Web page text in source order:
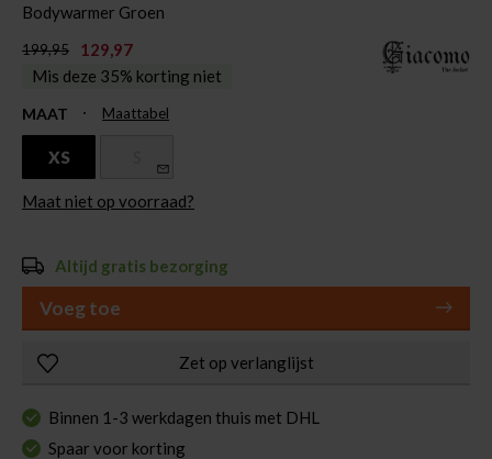
Bodywarmer Groen
199,95
129,97
Mis deze 35% korting niet
MAAT Maattabel
XS
Maat niet op voorraad?
Altijd gratis bezorging
Voeg toe
Zet op verlanglijst
Binnen 1-3 werkdagen thuis met DHL
Spaar voor korting